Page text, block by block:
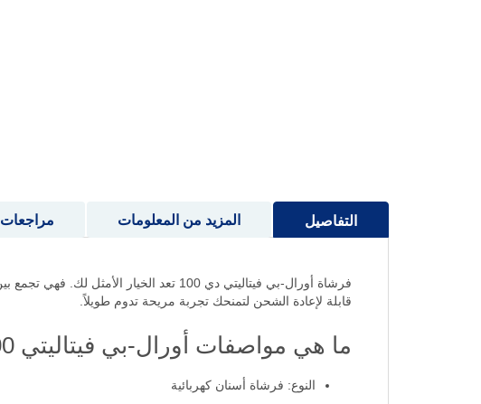
التفاصيل
قابلة لإعادة الشحن لتمنحك تجربة مريحة تدوم طويلاً.
ما هي مواصفات أورال-بي فيتاليتي D100 للأسنان الحساسة؟
النوع: فرشاة أسنان كهربائية
المزيد من المعلومات مراجعات